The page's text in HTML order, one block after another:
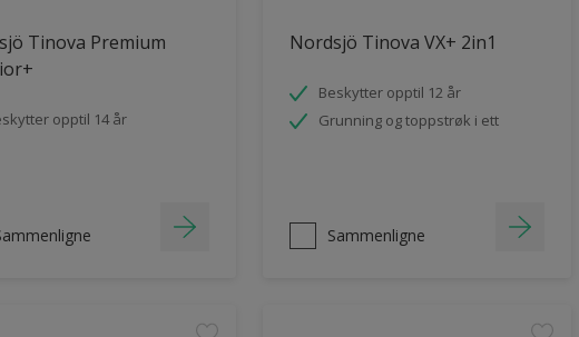
Tinova Premium
opptil 14 år
Nordsjö Tinova VX+ 2in1
Beskytter opptil 12 år
Grunning og toppstrøk i ett
Sammenligne